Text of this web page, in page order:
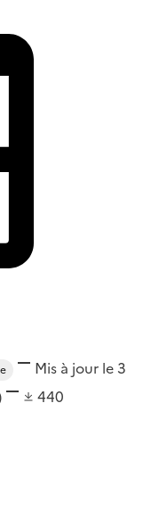
Mis à jour le 3
440